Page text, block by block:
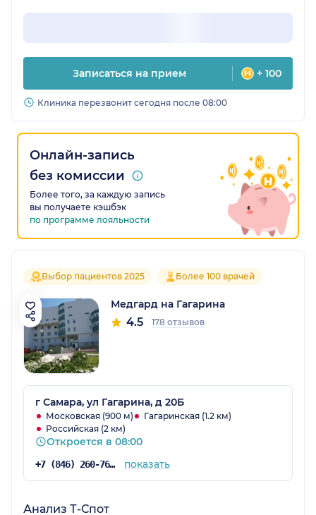
Записаться на прием + 100
Клиника перезвонит сегодня после 08:00
Онлайн-запись
без комиссии
Более того, за каждую запись
вы получаете кэшбэк
по программе лояльности
Выбор пациентов 2025 Более 100 врачей
Медгард на Гагарина
4.5 178 отзывов
г Самара, ул Гагарина, д 20Б
Московская (900 м)
Гагаринская (1.2 км)
Российская (2 км)
Откроется в 08:00
+7 (846) 260-76-76 показать
Анализ Т-Спот